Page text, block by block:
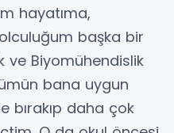
hayatıma,
başka bir
ve Biyomühendislik
bana uygun
bırakıp daha çok